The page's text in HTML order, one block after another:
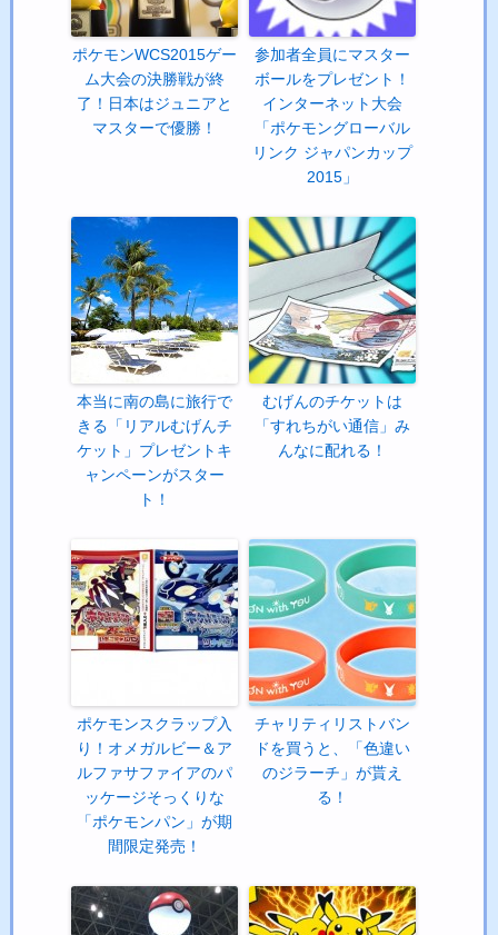
ポケモンWCS2015ゲー
ム大会の決勝戦が終
了！日本はジュニアと
マスターで優勝！
参加者全員にマスター
ボールをプレゼント！
インターネット大会
「ポケモングローバル
リンク ジャパンカップ
2015」
本当に南の島に旅行で
きる「リアルむげんチ
ケット」プレゼントキ
ャンペーンがスター
ト！
むげんのチケットは
「すれちがい通信」み
んなに配れる！
ポケモンスクラップ入
り！オメガルビー＆ア
ルファサファイアのパ
ッケージそっくりな
「ポケモンパン」が期
間限定発売！
チャリティリストバン
ドを買うと、「色違い
のジラーチ」が貰え
る！